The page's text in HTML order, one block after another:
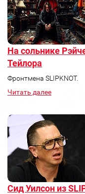
На сольнике
Тейлора
Фронтмена SLIPKNOT.
Читать далее
Сид Уилсон из